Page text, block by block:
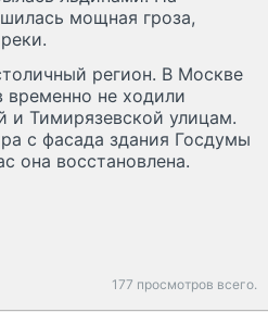
мощная гроза,
регион. В Москве
временно не ходили
и Тимирязевской улицам.
с фасада здания Госдумы
она восстановлена.
177 просмотров всего.